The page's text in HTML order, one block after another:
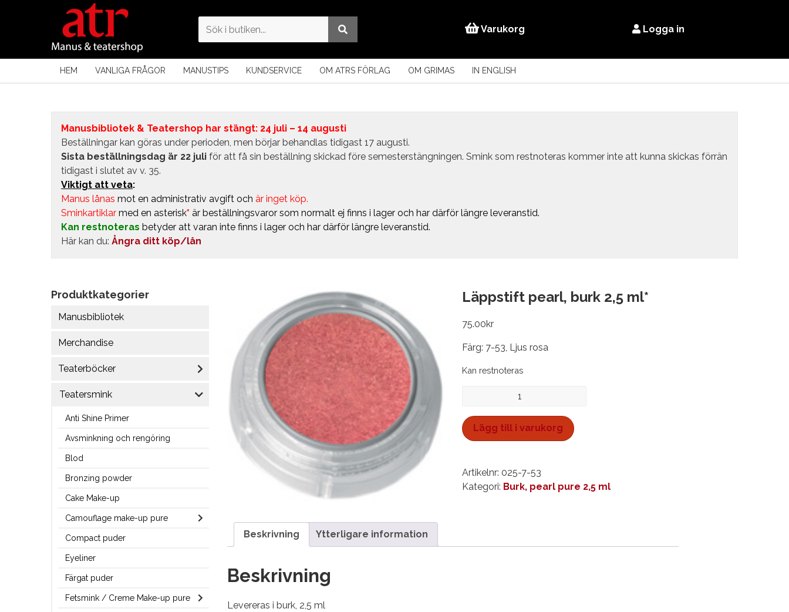
Varukorg Logga in
HEM VANLIGA FRÅGOR MANUSTIPS KUNDSERVICE OM ATRS FÖRLAG OM GRIMAS IN ENGLISH
Manusbibliotek & Teatershop har stängt: 24 juli – 14 augusti
Beställningar kan göras under perioden, men börjar behandlas tidigast 17 augusti.
Sista beställningsdag är 22 juli för att få sin beställning skickad före semesterstängningen. Smink som restnoteras kommer inte att kunna skickas förrän
tidigast i slutet av v. 35.
Viktigt att veta:
Manus lånas mot en administrativ avgift och är inget köp.
Sminkartiklar med en asterisk* är beställningsvaror som normalt ej finns i lager och har därför längre leveranstid.
Kan restnoteras betyder att varan inte finns i lager och har därför längre leveranstid.
Här kan du: Ångra ditt köp/lån
Produktkategorier
Manusbibliotek
Merchandise
Teaterböcker
Teatersmink
Anti Shine Primer
Avsminkning och rengöring
Blod
Bronzing powder
Cake Make-up
Camouflage make-up pure
Compact puder
Eyeliner
Färgat puder
Fetsmink / Creme Make-up pure
Läppstift pearl, burk 2,5 ml*
75.00kr
Färg: 7-53, Ljus rosa
Kan restnoteras
burk
2,5
Lägg till i varukorg
Artikelnr: 025-7-53
Kategori: Burk, pearl pure 2,5 ml
Beskrivning Ytterligare information
Beskrivning
Levereras i burk, 2,5 ml